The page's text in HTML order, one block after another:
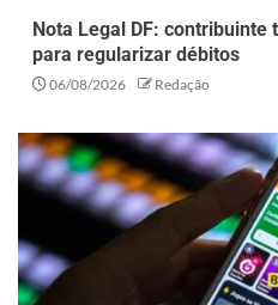
Nota Legal DF: contribuinte
para regularizar débitos
06/08/2026 Redação